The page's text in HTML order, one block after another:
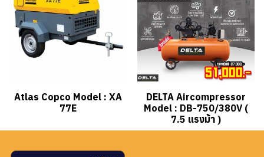
Atlas Copco Model : XA
77E
DELTA Aircompressor
Model : DB-750/380V (
7.5 แรงม้า )